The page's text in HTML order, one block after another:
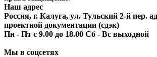
Наш адрес
Россия, г. Калуга, ул. Тульский 2-й пер.
проектной документации (сдэк)
Пн - Пт с 9.00 до 18.00 Сб - Вс выходной
Мы в соцсетях